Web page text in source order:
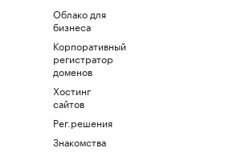
Облако для
бизнеса
Корпоративный
регистратор
доменов
Хостинг
сайтов
Рег.решения
Знакомства